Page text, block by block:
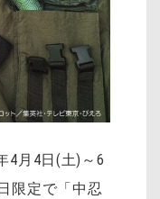
4月4日(土)～6
限定で「中忍